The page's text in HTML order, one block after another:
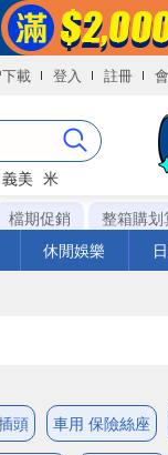
載 登入 註冊
義美 米
檔期促銷 整箱購划
休閒娛樂
頭 車用 保險絲座